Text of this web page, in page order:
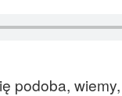
podoba,